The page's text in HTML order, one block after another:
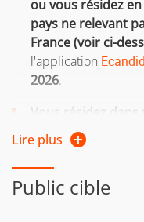
ou si vous êtes
indépendant
Si vous n'avez pas
formation, vous
Direction de la
ou vous résidez
pays ne relevant
France (voir ci-
l'application
2026.
Vous résidez dans
relevez donc de
saisie des
France.
Lire plus
Public cible